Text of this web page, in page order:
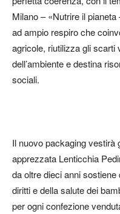
Milano – «Nutrire il
ad ampio respiro che
agricole, riutilizza gli scarti
dell’ambiente e destina
sociali.
Il nuovo packaging vestirà
apprezzata Lenticchia
da oltre dieci anni
diritti e della salute dei
per ogni confezione